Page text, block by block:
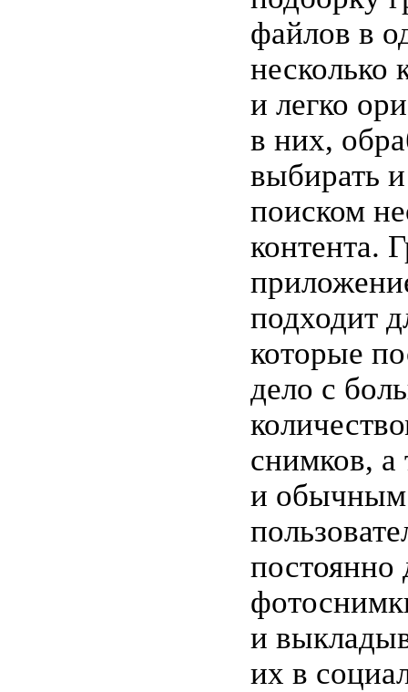
файлов в
несколько
и легко
в них,
выбирать
поиском
контента.
подходит
которые
дело с
снимков, а
и обычным
постоянно
и
их в